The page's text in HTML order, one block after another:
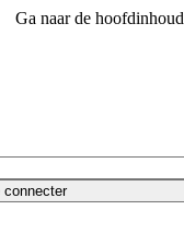
Ga naar de hoofdinhoud
connecter